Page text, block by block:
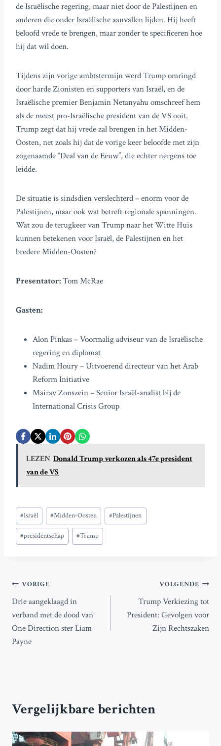
de Israëlische regering, maar niet door de Palestijnen en
anderen die onder Israëlische aanvallen lijden. Hij heeft
beloofd vrede te brengen, maar zonder te specificeren hoe
hij dat wil doen.
Tijdens zijn vorige ambtstermijn werd Trump omringd
door harde Zionisten en supporters van Israël, en de
Israëlische premier Benjamin Netanyahu omschreef hem
als de meest pro-Israëlische president van de VS ooit.
Trump zegt dat hij vrede zal brengen in het Midden-
Oosten, net zoals hij dat de vorige keer beloofde met zijn
zogenaamde “Deal van de Eeuw”, die echter nergens toe
leidde.
De situatie is sindsdien verslechterd – enorm voor de
Palestijnen, maar ook wat betreft regionale spanningen.
Wat zou de terugkeer van Trump naar het Witte Huis
kunnen betekenen voor Israël, de Palestijnen en het
bredere Midden-Oosten?
Presentator:Tom McRae
Gasten:
Alon Pinkas – Voormalig adviseur van de Israëlische
regering en diplomat
Nadim Houry – Uitvoerend directeur van het Arab
Reform Initiative
Mairav Zonszein – Senior Israël-analist bij de
International Crisis Group
LEZEN Donald Trump verkozen als 47e president
van de VS
Bericht
tags:
#Israël #Midden-Oosten #Palestijnen
#presidentschap #Trump
Bericht
navigatie
VORIGE
Drie aangeklaagd in
verband met de dood van
One Direction ster Liam
Payne
VOLGENDE
Trump Verkiezing tot
President: Gevolgen voor
Zijn Rechtszaken
Vergelijkbare berichten